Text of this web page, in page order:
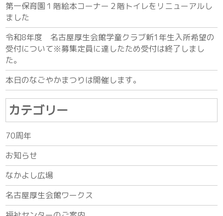
第一保育園１階絵本コーナー２階トイレをリニューアルし
ました
令和8年度 名古屋厚生会館学童クラブ新1年生入所希望の
受付について※募集定員に達したため受付は終了しまし
た。
本日のなごやかまつりは開催します。
カテゴリー
70周年
お知らせ
なかよし広場
名古屋厚生会館ワークス